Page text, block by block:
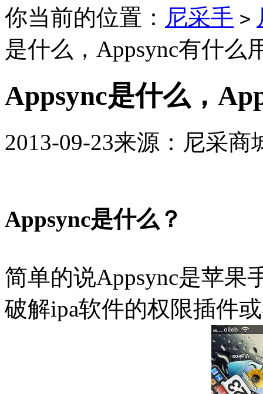
你当前的位置： 尼采手 >
是什么，Appsync有什么
Appsync是什么，
2013-09-23来源：尼采商
Appsync是什么？
简单的说Appsync是苹果
破解ipa软件的权限插件